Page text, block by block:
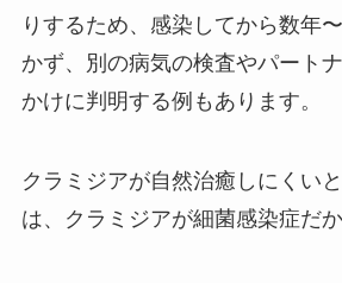
りするため、感染してから数年
かず、別の病気の検査やパート
かけに判明する例もあります。
クラミジアが自然治癒しにくい
は、クラミジアが細菌感染症だか